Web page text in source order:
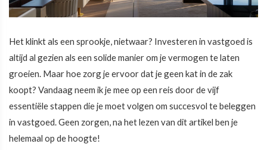
Het klinkt als een sprookje, nietwaar? Investeren in vastgoed is
altijd al gezien als een solide manier om je vermogen te laten
groeien. Maar hoe zorg je ervoor dat je geen kat in de zak
koopt? Vandaag neem ik je mee op een reis door de vijf
essentiële stappen die je moet volgen om succesvol te beleggen
in vastgoed. Geen zorgen, na het lezen van dit artikel ben je
helemaal op de hoogte!